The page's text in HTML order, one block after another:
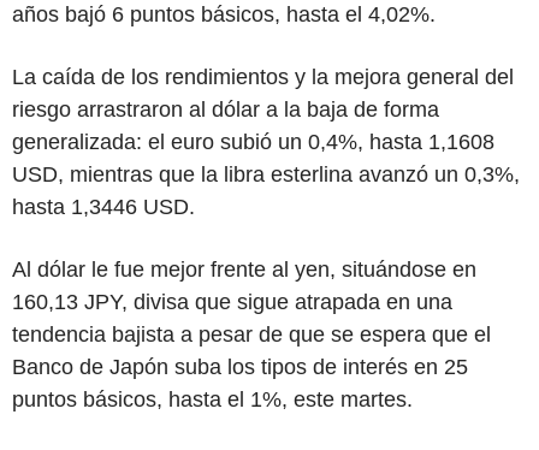
años bajó 6 puntos básicos, hasta el 4,02%.
La caída de los rendimientos y la mejora general del
riesgo arrastraron al dólar a la baja de forma
generalizada: el euro subió un 0,4%, hasta 1,1608
USD, mientras que la libra esterlina avanzó un 0,3%,
hasta 1,3446 USD.
Al dólar le fue mejor frente al yen, situándose en
160,13 JPY, divisa que sigue atrapada en una
tendencia bajista a pesar de que se espera que el
Banco de Japón suba los tipos de interés en 25
puntos básicos, hasta el 1%, este martes.